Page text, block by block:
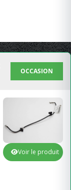
OCCASION
Voir le produit